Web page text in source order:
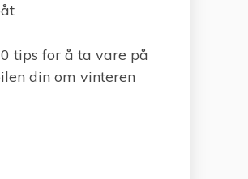
tips for å ta vare på
din om vinteren